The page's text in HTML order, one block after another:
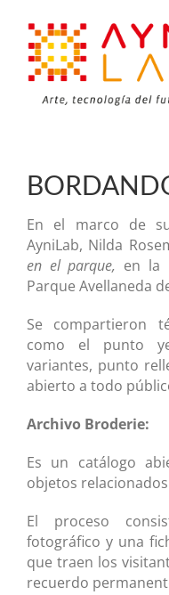
contenido
En el marco de
AyniLab, Nilda
en el parque, en la
Parque Avellaneda
Se compartieron
como el punto
variantes, punto
abierto a todo
Archivo Broderie:
Es un catálogo
objetos
El proceso
fotográfico y una
que traen los
recuerdo